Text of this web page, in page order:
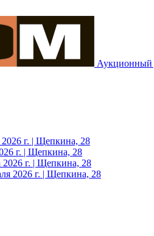
Аукционный
г. | Щепкина, 28
г. | Щепкина, 28
г. | Щепкина, 28
2026 г. | Щепкина, 28